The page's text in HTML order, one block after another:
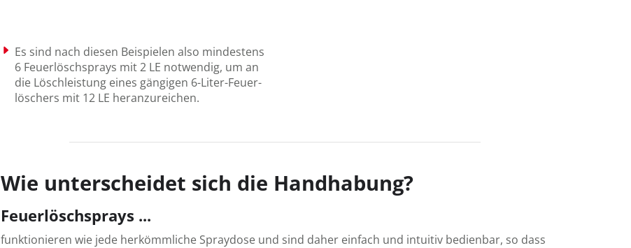
Es sind nach diesen Bei­spie­len also min­des­tens
6 Feuer­lösch­sprays mit 2 LE not­wen­dig, um an
die Lösch­leis­tung eines gän­gi­gen 6-Liter-Feuer­
löschers mit 12 LE her­an­zureichen.
Wie unterscheidet sich die Handhabung?
Feuerlöschsprays ...
funktionieren wie jede her­kömmliche Spray­dose und sind daher ein­fach und intuitiv be­dien­bar, so dass